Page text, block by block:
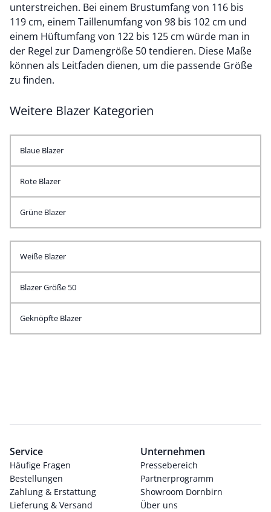
unterstreichen. Bei einem Brustumfang von 116 bis
119 cm, einem Taillenumfang von 98 bis 102 cm und
einem Hüftumfang von 122 bis 125 cm würde man in
der Regel zur Damengröße 50 tendieren. Diese Maße
können als Leitfaden dienen, um die passende Größe
zu finden.
Weitere Blazer Kategorien
Blaue Blazer
Rote Blazer
Grüne Blazer
Weiße Blazer
Blazer Größe 50
Geknöpfte Blazer
Service
Häufige Fragen
Bestellungen
Zahlung & Erstattung
Lieferung & Versand
Unternehmen
Pressebereich
Partnerprogramm
Showroom Dornbirn
Über uns